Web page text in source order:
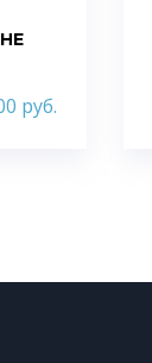
руб.